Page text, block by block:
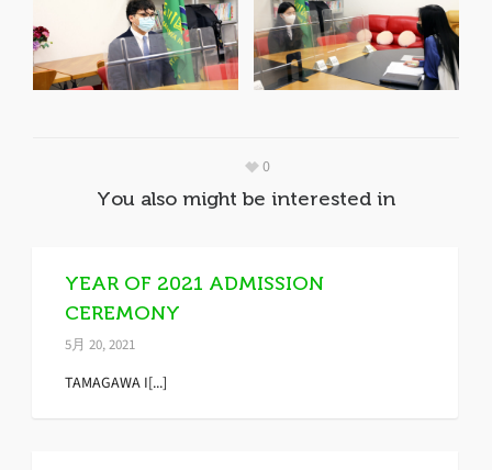
0
You also might be interested in
YEAR OF 2021 ADMISSION
CEREMONY
5月 20, 2021
TAMAGAWA I[...]